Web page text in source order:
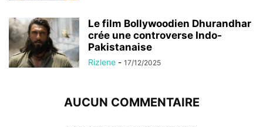
Le film Bollywoodien Dhurandhar
crée une controverse Indo-
Pakistanaise
Rizlene - 17/12/2025
AUCUN COMMENTAIRE